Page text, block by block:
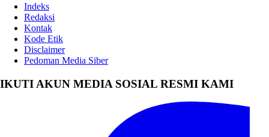
Indeks
Redaksi
Kontak
Kode Etik
Disclaimer
Pedoman Media Siber
IKUTI AKUN MEDIA SOSIAL RESMI KAMI